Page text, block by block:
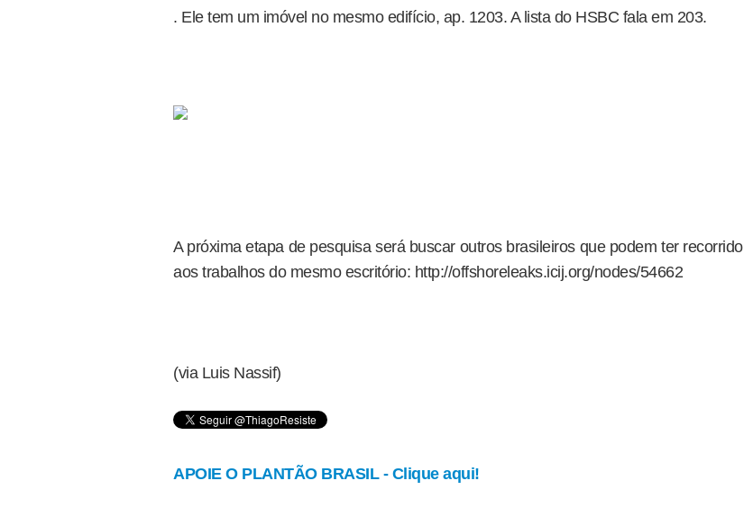
. Ele tem um imóvel no mesmo edifício, ap. 1203. A lista do HSBC fala em 203.
A próxima etapa de pesquisa será buscar outros brasileiros que podem ter recorrido
aos trabalhos do mesmo escritório: http://offshoreleaks.icij.org/nodes/54662
(via Luis Nassif)
APOIE O PLANTÃO BRASIL - Clique aqui!